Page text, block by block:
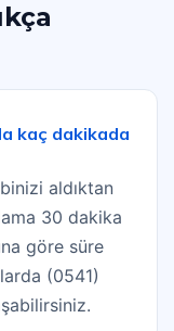
kaç dakikada
aldıktan
30 dakika
göre süre
(0541)